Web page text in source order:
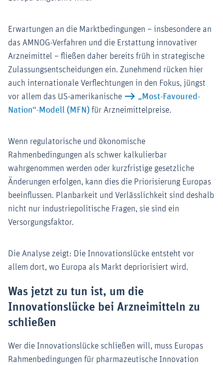
Erwartungen an die Marktbedingungen – insbesondere an
das AMNOG-Verfahren und die Erstattung innovativer
Arzneimittel – fließen daher bereits früh in strategische
Zulassungsentscheidungen ein. Zunehmend rücken hier
auch internationale Verflechtungen in den Fokus, jüngst
vor allem das US-amerikanische
„Most-Favoured-
Nation“-Modell (MFN) für Arzneimittelpreise.
Wenn regulatorische und ökonomische
Rahmenbedingungen als schwer kalkulierbar
wahrgenommen werden oder kurzfristige gesetzliche
Änderungen erfolgen, kann dies die Priorisierung Europas
beeinflussen. Planbarkeit und Verlässlichkeit sind deshalb
nicht nur industriepolitische Fragen, sie sind ein
Versorgungsfaktor.
Die Analyse zeigt: Die Innovationslücke entsteht vor
allem dort, wo Europa als Markt depriorisiert wird.
Was jetzt zu tun ist, um die
Innovationslücke bei Arzneimitteln zu
schließen
Wer die Innovationslücke schließen will, muss Europas
Rahmenbedingungen für pharmazeutische Innovation